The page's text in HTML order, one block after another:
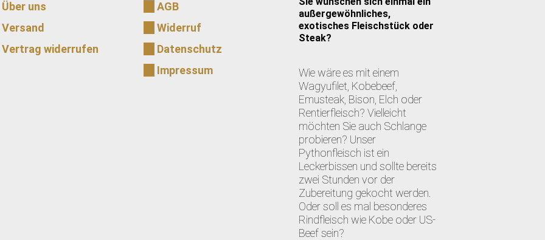
Über uns
Versand
Vertrag widerrufen
AGB
Widerruf
Datenschutz
Impressum
außergewöhnliches,
exotisches Fleischstück oder
Steak?
Wie wäre es mit einem
Wagyufilet, Kobebeef,
Emusteak, Bison, Elch oder
Rentierfleisch? Vielleicht
möchten Sie auch Schlange
probieren? Unser
Pythonfleisch ist ein
Leckerbissen und sollte bereits
zwei Stunden vor der
Zubereitung gekocht werden.
Oder soll es mal besonderes
Rindfleisch wie Kobe oder US-
Beef sein?